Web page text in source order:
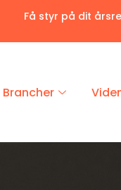
Få styr på dit
Brancher